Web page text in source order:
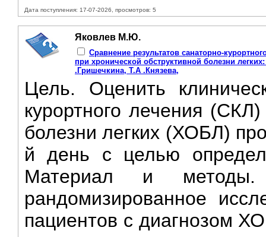
Дата поступления: 17-07-2026, просмотров: 5
Яковлев М.Ю.
Сравнение результатов санаторно-
при хронической обструктивной болезни
.Гришечкина, T.A .Князева,
Цель. Оценить
курортного лечения
болезни легких (ХОБЛ)
й день с целью
Материал и методы.
рандомизированное
пациентов с диагнозом